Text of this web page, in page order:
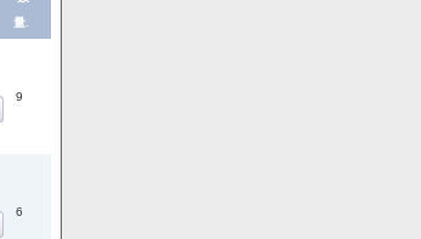
量.
9
6